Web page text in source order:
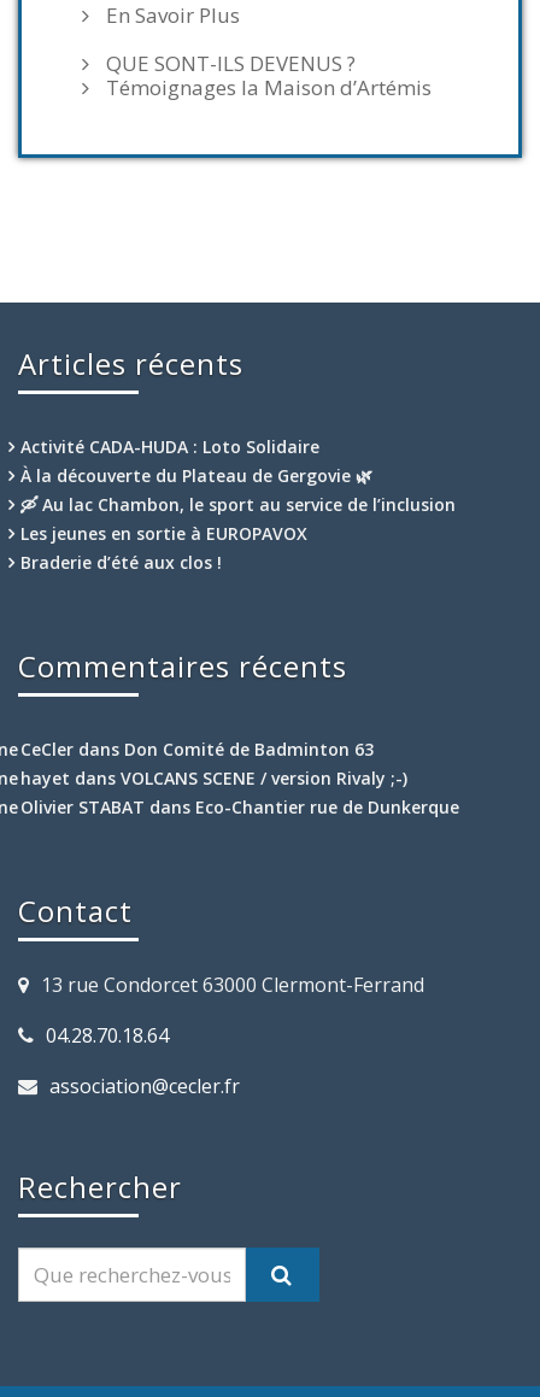
En Savoir Plus
QUE SONT-ILS DEVENUS ?
Témoignages la Maison d’Artémis
Articles récents
Activité CADA-HUDA : Loto Solidaire
À la découverte du Plateau de Gergovie 🌿
🛶 Au lac Chambon, le sport au service de l’inclusion
Les jeunes en sortie à EUROPAVOX
Braderie d’été aux clos !
Commentaires récents
CeCler dans Don Comité de Badminton 63
hayet dans VOLCANS SCENE / version Rivaly ;-)
Olivier STABAT dans Eco-Chantier rue de Dunkerque
Contact
13 rue Condorcet 63000 Clermont-Ferrand
04.28.70.18.64
association@cecler.fr
Rechercher